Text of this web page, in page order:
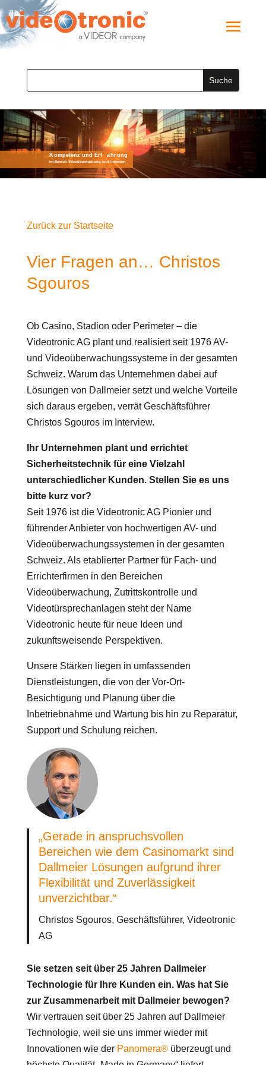
Zurück zur Startseite
Vier Fragen an… Christos
Sgouros
Ob Casino, Stadion oder Perimeter – die
Videotronic AG plant und realisiert seit 1976 AV-
und Videoüberwachungssysteme in der gesamten
Schweiz. Warum das Unternehmen dabei auf
Lösungen von Dallmeier setzt und welche Vorteile
sich daraus ergeben, verrät Geschäftsführer
Christos Sgouros im Interview.
Ihr Unternehmen plant und errichtet
Sicherheitstechnik für eine Vielzahl
unterschiedlicher Kunden. Stellen Sie es uns
bitte kurz vor?
Seit 1976 ist die Videotronic AG Pionier und
führender Anbieter von hochwertigen AV- und
Videoüberwachungssystemen in der gesamten
Schweiz. Als etablierter Partner für Fach- und
Errichterfirmen in den Bereichen
Videoüberwachung, Zutrittskontrolle und
Videotürsprechanlagen steht der Name
Videotronic heute für neue Ideen und
zukunftsweisende Perspektiven.
Unsere Stärken liegen in umfassenden
Dienstleistungen, die von der Vor-Ort-
Besichtigung und Planung über die
Inbetriebnahme und Wartung bis hin zu Reparatur,
Support und Schulung reichen.
„Gerade in anspruchsvollen
Bereichen wie dem Casinomarkt sind
Dallmeier Lösungen aufgrund ihrer
Flexibilität und Zuverlässigkeit
unverzichtbar.“
Christos Sgouros, Geschäftsführer, Videotronic
AG
Sie setzen seit über 25 Jahren Dallmeier
Technologie für Ihre Kunden ein. Was hat Sie
zur Zusammenarbeit mit Dallmeier bewogen?
Wir vertrauen seit über 25 Jahren auf Dallmeier
Technologie, weil sie uns immer wieder mit
Innovationen wie der Panomera®überzeugt und